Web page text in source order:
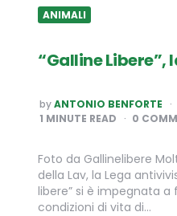
ANIMALI
“Galline
POSTED
BY
byANTONIO BENFORTE
1 MINUTE READ 0
Foto da Gallinelibere
della Lav, la Lega
libere” si è impegnata
condizioni di vita di…